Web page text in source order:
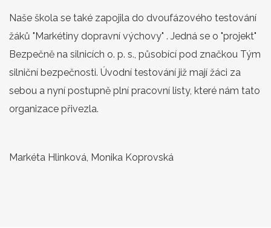
Naše škola se také zapojila do dvoufázového testování
žáků "Markétiny dopravní výchovy" . Jedná se o "projekt"
Bezpečně na silnicích o. p. s., působící pod značkou Tým
silniční bezpečnosti. Úvodní testování již mají žáci za
sebou a nyní postupně plní pracovní listy, které nám tato
organizace přivezla.
Markéta Hlinková, Monika Koprovská